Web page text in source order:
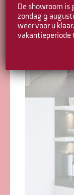
De showroom is
zondag 9
weer voor u
vakantieperiode